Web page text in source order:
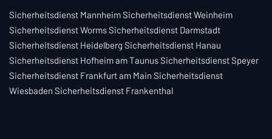
Sicherheitsdienst Mannheim Sicherheitsdienst Weinheim
Sicherheitsdienst Worms Sicherheitsdienst Darmstadt
Sicherheitsdienst Heidelberg Sicherheitsdienst Hanau
Sicherheitsdienst Hofheim am Taunus Sicherheitsdienst Speyer
Sicherheitsdienst Frankfurt am Main Sicherheitsdienst
Wiesbaden Sicherheitsdienst Frankenthal